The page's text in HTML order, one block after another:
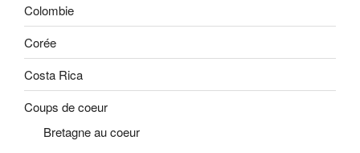
Colombie
Corée
Costa Rica
Coups de coeur
Bretagne au coeur